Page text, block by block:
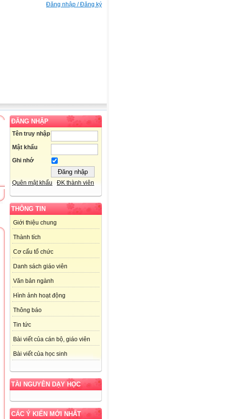
Đăng nhập / Đăng ký
ĐĂNG NHẬP
Tên truy nhập
Mật khẩu
Ghi nhớ
Quên mật khẩu ĐK thành viên
THÔNG TIN
Giới thiệu chung
Thành tích
Cơ cấu tổ chức
Danh sách giáo viên
Văn bản ngành
Hình ảnh hoạt động
Thông báo
Tin tức
Bài viết của cán bộ, giáo viên
Bài viết của học sinh
TÀI NGUYÊN DẠY HỌC
CÁC Ý KIẾN MỚI NHẤT